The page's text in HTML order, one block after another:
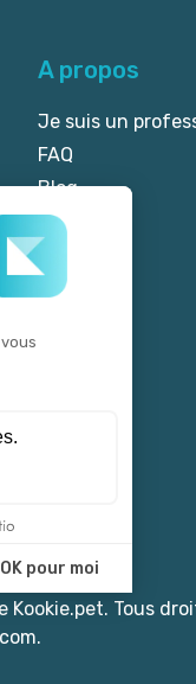
A propos
Je suis un
FAQ
Blog
Kookie.pet. Tous